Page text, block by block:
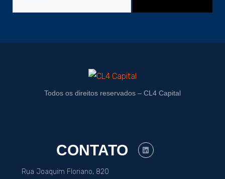
Todos os direitos reservados – CL4 Capital
CONTATO
Rua Joaquim Floriano, 820